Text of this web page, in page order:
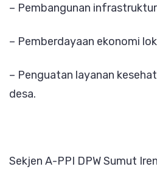
– Pembangunan
– Pemberdayaan ekonomi
– Penguatan layanan
desa.
Sekjen A-PPI DPW Sumut